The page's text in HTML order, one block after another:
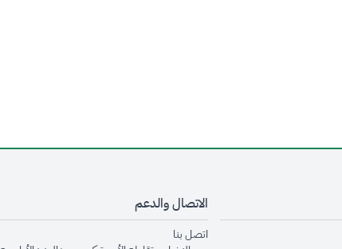
opens in new
الاتصال والدعم
اتصل بنا